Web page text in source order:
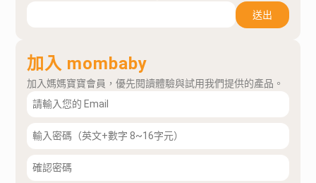
送出
加入 mombaby
加入媽媽寶寶會員，優先閱讀體驗與試用我們提供的產品。